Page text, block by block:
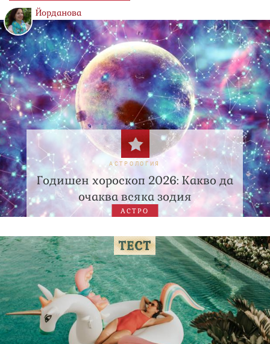
Йорданова
АСТРОЛОГИЯ
Годишен хороскоп 2026: Какво да
очаква всяка зодия
АСТРО